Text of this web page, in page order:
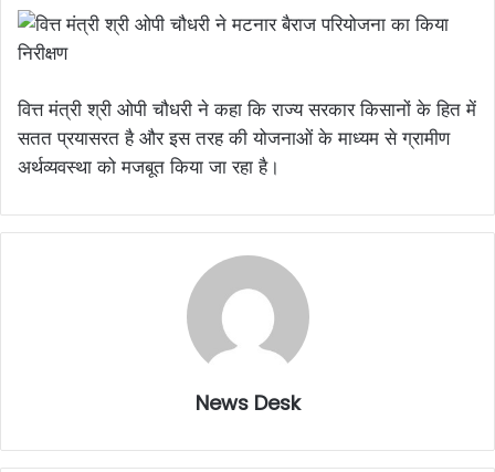
वित्त मंत्री श्री ओपी चौधरी ने कहा कि राज्य सरकार किसानों के हित में
सतत प्रयासरत है और इस तरह की योजनाओं के माध्यम से ग्रामीण
अर्थव्यवस्था को मजबूत किया जा रहा है।
News Desk